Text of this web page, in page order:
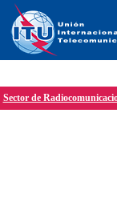
Sector de